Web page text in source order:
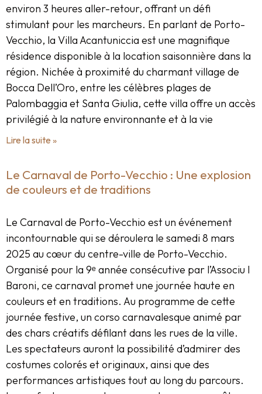
environ 3 heures aller-retour, offrant un défi
stimulant pour les marcheurs. En parlant de Porto-
Vecchio, la Villa Acantuniccia est une magnifique
résidence disponible à la location saisonnière dans la
région. Nichée à proximité du charmant village de
Bocca Dell’Oro, entre les célèbres plages de
Palombaggia et Santa Giulia, cette villa offre un accès
privilégié à la nature environnante et à la vie
Lire la suite »
Le Carnaval de Porto-Vecchio : Une explosion
de couleurs et de traditions
Le Carnaval de Porto-Vecchio est un événement
incontournable qui se déroulera le samedi 8 mars
2025 au cœur du centre-ville de Porto-Vecchio.
Organisé pour la 9ᵉ année consécutive par l’Associu I
Baroni, ce carnaval promet une journée haute en
couleurs et en traditions. Au programme de cette
journée festive, un corso carnavalesque animé par
des chars créatifs défilant dans les rues de la ville.
Les spectateurs auront la possibilité d’admirer des
costumes colorés et originaux, ainsi que des
performances artistiques tout au long du parcours.